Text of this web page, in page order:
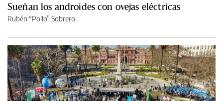
Sueñan los androides con ovejas eléctricas
Rubén “Pollo” Sobrero